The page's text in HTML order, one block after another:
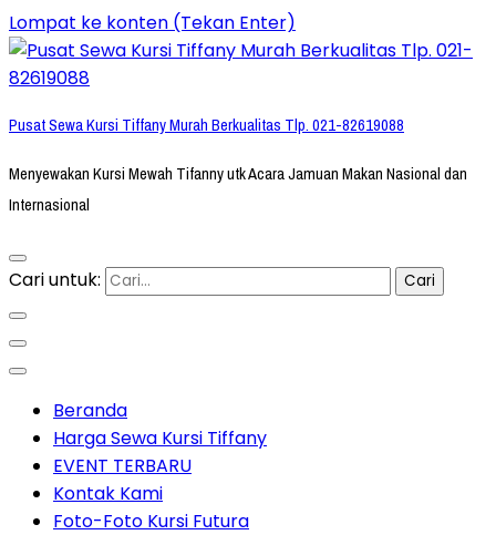
Lompat ke konten (Tekan Enter)
Pusat Sewa Kursi Tiffany Murah Berkualitas Tlp. 021-82619088
Menyewakan Kursi Mewah Tifanny utk Acara Jamuan Makan Nasional dan
Internasional
Cari untuk:
Beranda
Harga Sewa Kursi Tiffany
EVENT TERBARU
Kontak Kami
Foto-Foto Kursi Futura